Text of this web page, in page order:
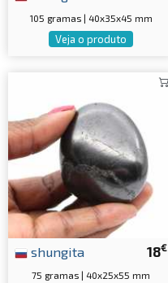
105 gramas | 40x35x45 mm
Veja o produto
18€
shungita
75 gramas | 40x25x55 mm